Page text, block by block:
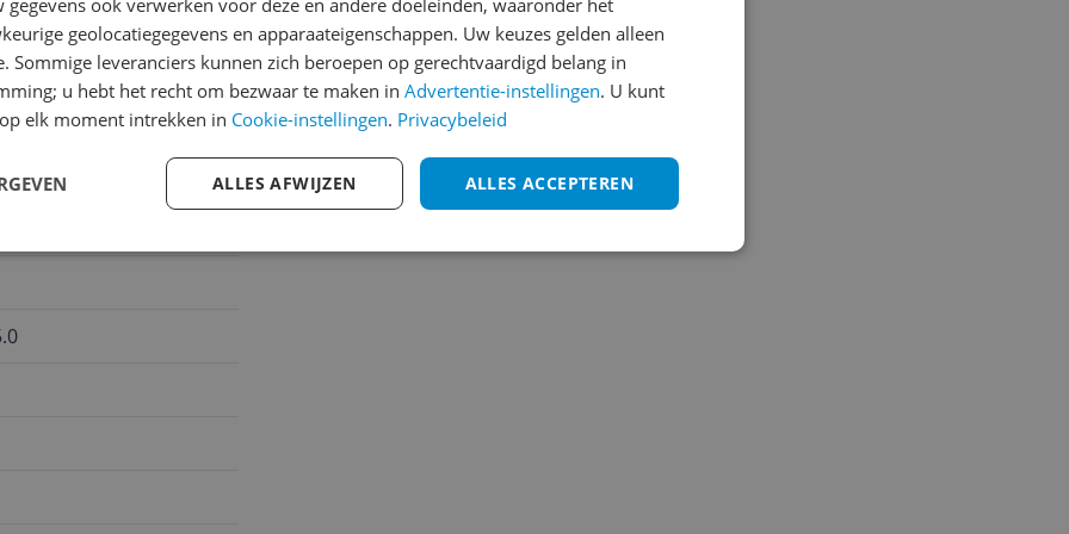
geolocatiegegevens en apparaateigenschappen. Uw keuzes gelden alleen
Sommige leveranciers kunnen zich beroepen op gerechtvaardigd belang in
u hebt het recht om bezwaar te maken in Advertentie-instellingen. U kunt
elk moment intrekken in Cookie-instellingen. Privacybeleid
ALLES ACCEPTEREN
ALLES AFWIJZEN